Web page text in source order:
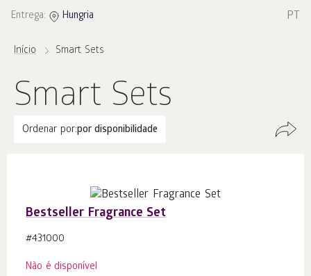
Entrega: Hungria PT
Início Smart Sets
Smart Sets
Ordenar por:por disponibilidade
Bestseller Fragrance Set
#431000
Não é disponível